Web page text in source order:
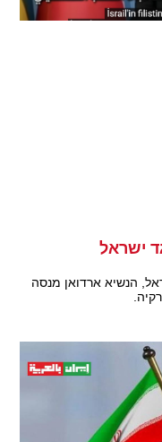
ישראל
הנשיא ארדואן מנסה